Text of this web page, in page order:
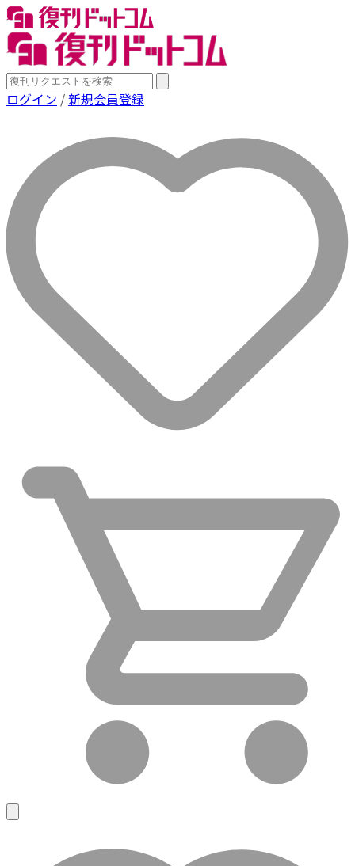
ログイン /新規会員登録